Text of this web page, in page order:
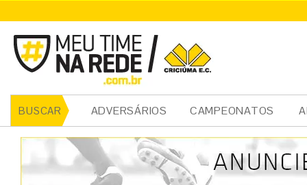
BUSCAR ADVERSÁRIOS CAMPEONATOS